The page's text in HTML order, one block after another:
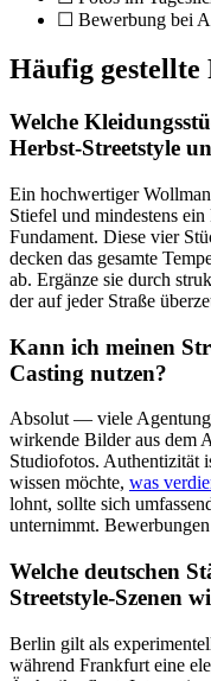
☐ Bewerbung bei
Häufig gestellte
Welche
Herbst-Streetstyle
Ein hochwertiger
Stiefel und mindestens
Fundament. Diese vier
decken das gesamte
ab. Ergänze sie durch
der auf jeder Straße
Kann ich meinen
Casting nutzen?
Absolut — viele
wirkende Bilder aus dem
Studiofotos. Authentizität
wissen möchte, was
lohnt, sollte sich
unternimmt.
Welche deutschen
Streetstyle-Szenen
Berlin gilt als
während Frankfurt eine